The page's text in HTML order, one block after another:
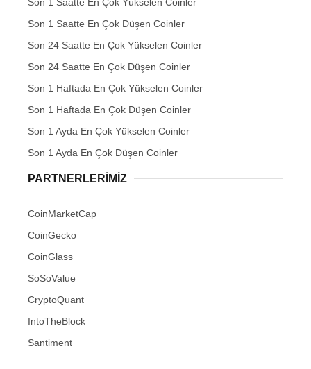
Son 1 Saatte En Çok Düşen Coinler
Son 24 Saatte En Çok Yükselen Coinler
Son 24 Saatte En Çok Düşen Coinler
Son 1 Haftada En Çok Yükselen Coinler
Son 1 Haftada En Çok Düşen Coinler
Son 1 Ayda En Çok Yükselen Coinler
Son 1 Ayda En Çok Düşen Coinler
PARTNERLERIMIZ
CoinMarketCap
CoinGecko
CoinGlass
SoSoValue
CryptoQuant
IntoTheBlock
Santiment